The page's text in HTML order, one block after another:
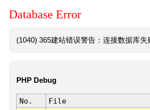
Database Error
(1040) 365建站错误警告：连接数据库
PHP Debug
No. File